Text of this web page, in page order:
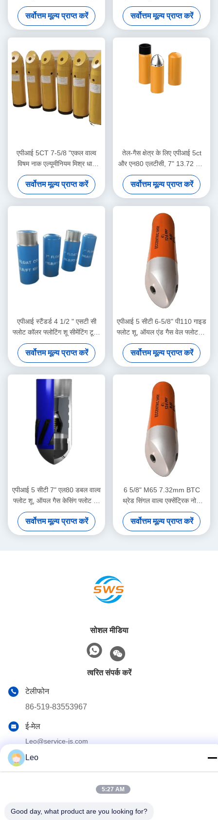
80 बीटीसी एकल वाल्व स्व-लॉच
एल्यूमीनियम मिश्र धातु फ्लोट जूता
सर्वोत्तम मूल्य प्राप्त करें
कॉलर, तेल क्षेत्र फ्लोट कॉलर, भूमि
गहरे तेल गैस कुएं सीमेंटिंग के लिए
इस्तेमाल किया
सर्वोत्तम मूल्य प्राप्त करें
एपीआई 5CT 7-5/8 "एकल वाल्व
विषम नाक एल्यूमीनियम मिश्र धातु
J55 बीटीसी के साथ फ्लोट जूता
सर्वोत्तम मूल्य प्राप्त करें
तेल-गैस क्षेत्र के लिए एपीआई 5ct
और एन80 एलटीसी, 7" 13.72 मिमी
एल्यूमीनियम मिश्र धातु डबल वाल्व
फ्लोट शू और कॉलर
सर्वोत्तम मूल्य प्राप्त करें
एपीआई स्टैंडर्ड 4 1/2 " एसटी सी
फ्लोट कॉलर फ्लोटिंग शू सीमेंटिंग टूल्स
नॉन-रोटेटिंग सिंगल / डबल वाल्व
सर्वोत्तम मूल्य प्राप्त करें
एपीआई 5 सीटी 6-5/8" पी110 गाइड
फ्लोट शू, ऑयल एंड गैस वेल फ्लोट शू,
स्थिर केसिंग सीमेंटिंग ऑपरेशन का
समर्थन करें
सर्वोत्तम मूल्य प्राप्त करें
एपीआई 5 सीटी 7" एल80 डबल वाल्व
फ्लोट शू, ऑयल गैस केसिंग फ्लोट शू,
जटिल डाउनहोल सीमेंटिंग कार्य के लिए
अनुकूल
सर्वोत्तम मूल्य प्राप्त करें
6 5/8" M65 7.32mm BTC
थ्रेड सिंगल वाल्व एक्सेंट्रिक नोज
फ्लोट शू तेल क्षेत्र सीमेंटिंग
अनुप्रयोगों के लिए समर्पित
सर्वोत्तम मूल्य प्राप्त करें
सोशल मीडिया
त्वरित संपर्क करें
टेलीफोन
86-519-83553967
ई-मेल
Leo@service-js.com
पता
गोपनीयता नीति
साइट मैप
Leo
5:27 AM
Good day, what product are you looking for?